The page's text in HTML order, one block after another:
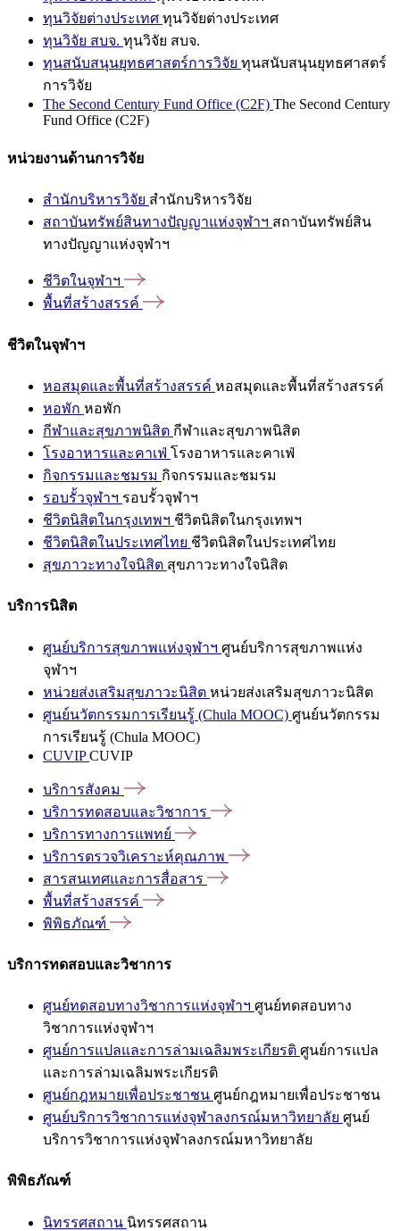
ทุนวิจัยต่างประเทศ ทุนวิจัยต่างประเทศ
ทุนวิจัย สบจ. ทุนวิจัย สบจ.
ทุนสนับสนุนยุทธศาสตร์การวิจัย ทุนสนับสนุนยุทธศาสตร์
การวิจัย
The Second Century Fund Office (C2F) The Second Century
Fund Office (C2F)
หน่วยงานด้านการวิจัย
สำนักบริหารวิจัย สำนักบริหารวิจัย
สถาบันทรัพย์สินทางปัญญาแห่งจุฬาฯ สถาบันทรัพย์สิน
ทางปัญญาแห่งจุฬาฯ
ชีวิตในจุฬาฯ
พื้นที่สร้างสรรค์
ชีวิตในจุฬาฯ
หอสมุดและพื้นที่สร้างสรรค์ หอสมุดและพื้นที่สร้างสรรค์
หอพัก หอพัก
กีฬาและสุขภาพนิสิต กีฬาและสุขภาพนิสิต
โรงอาหารและคาเฟ่ โรงอาหารและคาเฟ่
กิจกรรมและชมรม กิจกรรมและชมรม
รอบรั้วจุฬาฯ รอบรั้วจุฬาฯ
ชีวิตนิสิตในกรุงเทพฯ ชีวิตนิสิตในกรุงเทพฯ
ชีวิตนิสิตในประเทศไทย ชีวิตนิสิตในประเทศไทย
สุขภาวะทางใจนิสิต สุขภาวะทางใจนิสิต
บริการนิสิต
ศูนย์บริการสุขภาพแห่งจุฬาฯ ศูนย์บริการสุขภาพแห่ง
จุฬาฯ
หน่วยส่งเสริมสุขภาวะนิสิต หน่วยส่งเสริมสุขภาวะนิสิต
ศูนย์นวัตกรรมการเรียนรู้ (Chula MOOC) ศูนย์นวัตกรรม
การเรียนรู้ (Chula MOOC)
CUVIPCUVIP
บริการสังคม
บริการทดสอบและวิชาการ
บริการทางการแพทย์
บริการตรวจวิเคราะห์คุณภาพ
สารสนเทศและการสื่อสาร
พื้นที่สร้างสรรค์
พิพิธภัณฑ์
บริการทดสอบและวิชาการ
ศูนย์ทดสอบทางวิชาการแห่งจุฬาฯ ศูนย์ทดสอบทาง
วิชาการแห่งจุฬาฯ
ศูนย์การแปลและการล่ามเฉลิมพระเกียรติ ศูนย์การแปล
และการล่ามเฉลิมพระเกียรติ
ศูนย์กฎหมายเพื่อประชาชน ศูนย์กฎหมายเพื่อประชาชน
ศูนย์บริการวิชาการแห่งจุฬาลงกรณ์มหาวิทยาลัย ศูนย์
บริการวิชาการแห่งจุฬาลงกรณ์มหาวิทยาลัย
พิพิธภัณฑ์
นิทรรศสถาน นิทรรศสถาน